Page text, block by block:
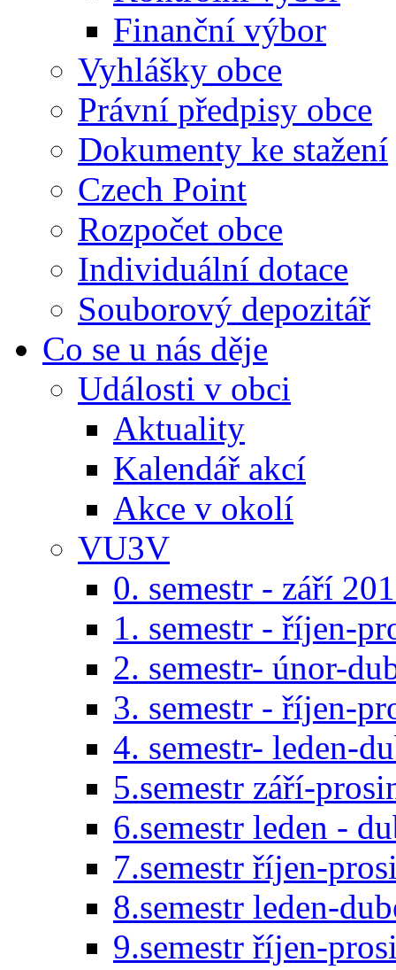
Finanční výbor
Vyhlášky obce
Právní předpisy obce
Dokumenty ke stažení
Czech Point
Rozpočet obce
Individuální dotace
Souborový depozitář
Co se u nás děje
Události v obci
Aktuality
Kalendář akcí
Akce v okolí
VU3V
0. semestr - září
1. semestr - říjen-
2. semestr- únor-
3. semestr - říjen-
4. semestr- leden-
5.semestr září-
6.semestr leden -
7.semestr říjen-
8.semestr leden-
9.semestr říjen-